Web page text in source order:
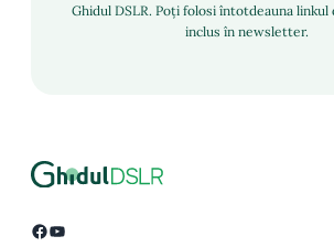
Ghidul DSLR. Poți folosi întotdeauna linkul
inclus în newsletter.
Facebook YouTube